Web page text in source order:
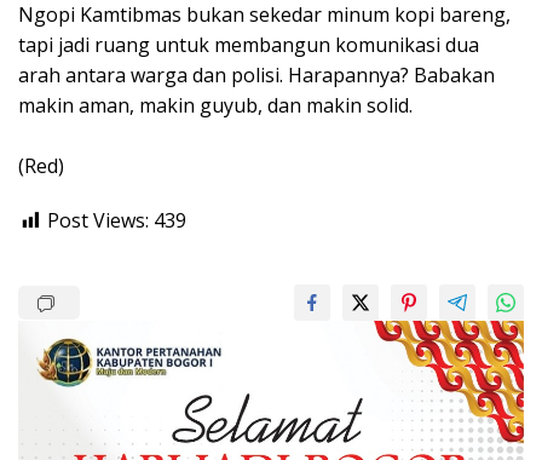
Ngopi Kamtibmas bukan sekedar minum kopi bareng,
tapi jadi ruang untuk membangun komunikasi dua
arah antara warga dan polisi. Harapannya? Babakan
makin aman, makin guyub, dan makin solid.
(Red)
Post Views: 439